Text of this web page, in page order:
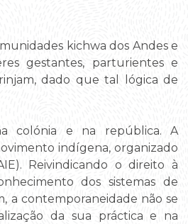
kichwa dos Andes e
gestantes, parturientes e
dado que tal lógica de
colónia e na república. A
indígena, organizado
Reivindicando o direito à
dos sistemas de
a contemporaneidade não se
da sua práctica e na